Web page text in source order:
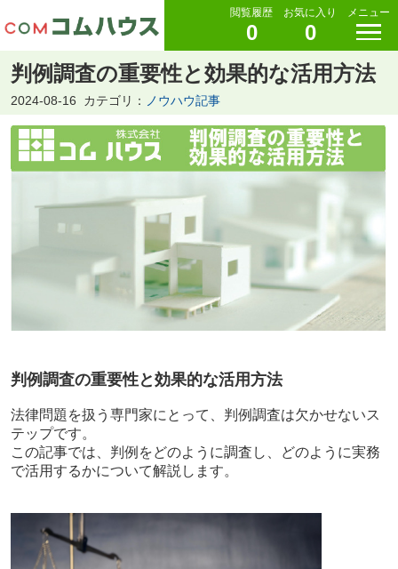
閲覧履歴
0
お気に入り
0
メニュー
判例調査の重要性と効果的な活用方法
2024-08-16 カテゴリ： ノウハウ記事
判例調査の重要性と効果的な活用方法
法律問題を扱う専門家にとって、判例調査は欠かせないス
テップです。
この記事では、判例をどのように調査し、どのように実務
で活用するかについて解説します。